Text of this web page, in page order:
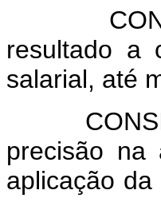
resultado a
salarial, até
precisão na
aplicação